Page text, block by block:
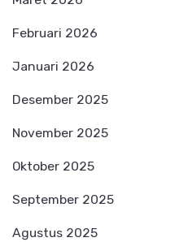
Februari 2026
Januari 2026
Desember 2025
November 2025
Oktober 2025
September 2025
Agustus 2025